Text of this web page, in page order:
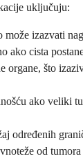
uključuju:
može izazvati
ako cista
organe, što
ako veliki
određenih
od